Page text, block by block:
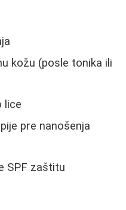
kožu (posle tonika ili
lice
pre nanošenja
SPF zaštitu